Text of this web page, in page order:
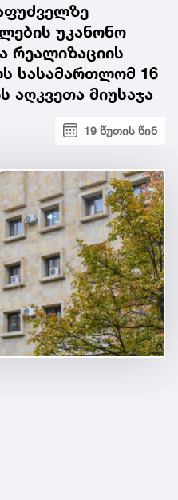
უკანონო
რეალიზაციის
სასამართლომ 16
მიუსაჯა
19 წუთის წინ